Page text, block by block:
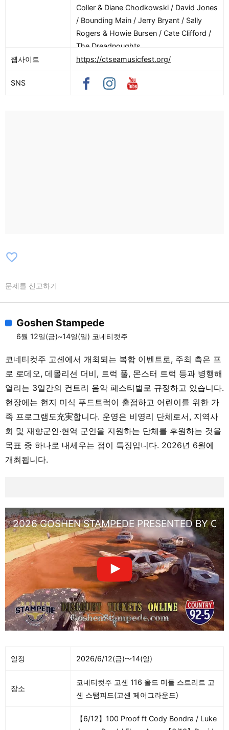
Coller & Diane Chodkowski / David Jones
/ Bounding Main / Jerry Bryant / Sally
Rogers & Howie Bursen / Cate Clifford /
The Dreadnoughts
웹사이트
https://ctseamusicfest.org/
SNS
favorite_border
문제를 신고하기
Goshen Stampede
6월 12일(금)~14일(일) 코네티컷주
코네티컷주 고셴에서 개최되는 복합 이벤트로, 주최 측은 프
로 로데오, 데몰리션 더비, 트럭 풀, 몬스터 트럭 등과 병행해
열리는 3일간의 컨트리 음악 페스티벌로 규정하고 있습니다.
현장에는 현지 미식 푸드트럭이 출점하고 어린이를 위한 가
족 프로그램도充実합니다. 운영은 비영리 단체로서, 지역사
회 및 재향군인·현역 군인을 지원하는 단체를 후원하는 것을
목표 중 하나로 내세우는 점이 특징입니다. 2026년 6월에
개최됩니다.
2026 GOSHEN STAMPEDE PRESENTED BY
일정 2026/6/12(금)〜14(일)
장소
코네티컷주 고셴 116 올드 미들 스트리트 고
셴 스탬피드(고셴 페어그라운드)
【6/12】100 Proof ft Cody Bondra / Luke